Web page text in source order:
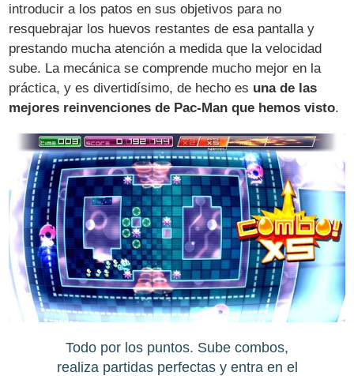
introducir a los patos en sus objetivos para no
resquebrajar los huevos restantes de esa pantalla y
prestando mucha atención a medida que la velocidad
sube. La mecánica se comprende mucho mejor en la
práctica, y es divertidísimo, de hecho es una de las
mejores reinvenciones de Pac-Man que hemos visto.
Todo por los puntos. Sube combos,
realiza partidas perfectas y entra en el